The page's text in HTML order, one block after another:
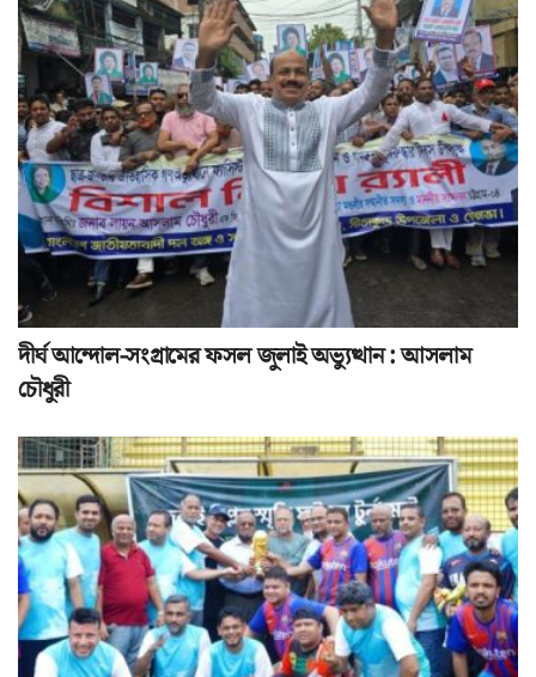
দীর্ঘ আন্দোল-সংগ্রামের ফসল জুলাই অভ্যুত্থান : আসলাম
চৌধুরী